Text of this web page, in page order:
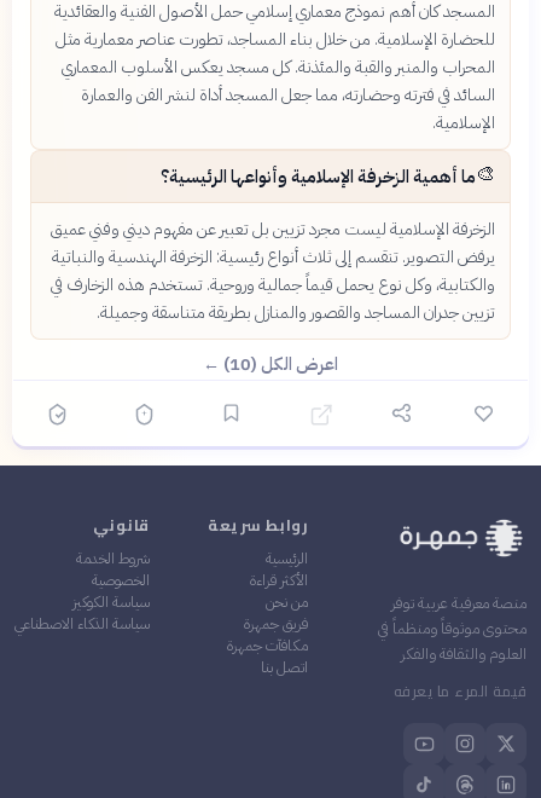
المسجد كان أهم نموذج معماري إسلامي حمل الأصول الفنية والعقائدية
للحضارة الإسلامية. من خلال بناء المساجد، تطورت عناصر معمارية مثل
المحراب والمنبر والقبة والمئذنة. كل مسجد يعكس الأسلوب المعماري
السائد في فترته وحضارته، مما جعل المسجد أداة لنشر الفن والعمارة
الإسلامية.
🎨ما أهمية الزخرفة الإسلامية وأنواعها الرئيسية؟
الزخرفة الإسلامية ليست مجرد تزيين بل تعبير عن مفهوم ديني وفني عميق
يرفض التصوير. تنقسم إلى ثلاث أنواع رئيسية: الزخرفة الهندسية والنباتية
والكتابية، وكل نوع يحمل قيماً جمالية وروحية. تستخدم هذه الزخارف في
تزيين جدران المساجد والقصور والمنازل بطريقة متناسقة وجميلة.
اعرض الكل (10) ←
منصة معرفية عربية توفر
محتوى موثوقاً ومنظماً في
العلوم والثقافة والفكر
قيمة المرء ما يعرفه
روابط سريعة
الرئيسية
الأكثر قراءة
من نحن
فريق جمهرة
مكافآت جمهرة
اتصل بنا
قانوني
شروط الخدمة
الخصوصية
سياسة الكوكيز
سياسة الذكاء الاصطناعي